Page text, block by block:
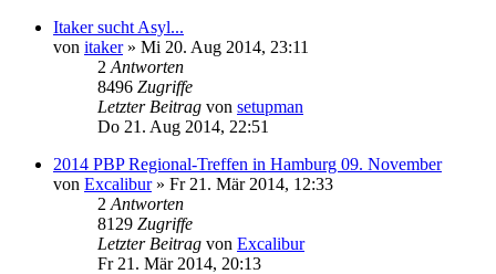
Itaker sucht Asyl...
von itaker» Mi 20. Aug 2014, 23:11
2 Antworten
8496 Zugriffe
Letzter Beitrag von setupman
Do 21. Aug 2014, 22:51
2014 PBP Regional-Treffen in Hamburg 09. November
von Excalibur» Fr 21. Mär 2014, 12:33
2 Antworten
8129 Zugriffe
Letzter Beitrag von Excalibur
Fr 21. Mär 2014, 20:13